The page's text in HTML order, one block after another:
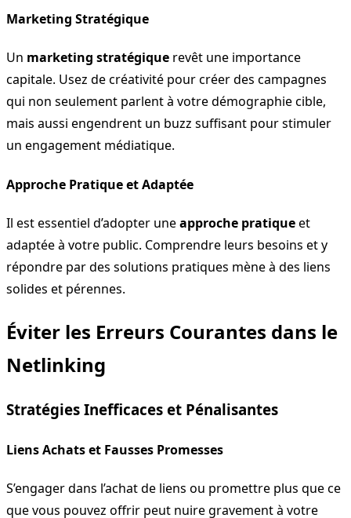
Marketing Stratégique
Un marketing stratégique revêt une importance
capitale. Usez de créativité pour créer des campagnes
qui non seulement parlent à votre démographie cible,
mais aussi engendrent un buzz suffisant pour stimuler
un engagement médiatique.
Approche Pratique et Adaptée
Il est essentiel d’adopter uneapproche pratiqueet
adaptée à votre public. Comprendre leurs besoins et y
répondre par des solutions pratiques mène à des liens
solides et pérennes.
Éviter les Erreurs Courantes dans le
Netlinking
Stratégies Inefficaces et Pénalisantes
Liens Achats et Fausses Promesses
S’engager dans l’achat de liens ou promettre plus que ce
que vous pouvez offrir peut nuire gravement à votre